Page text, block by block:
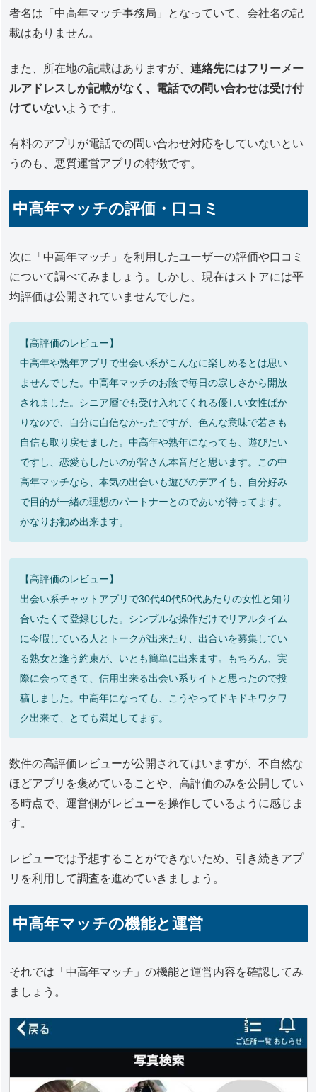
者名は「中高年マッチ事務局」となっていて、会社名の記
載はありません。
また、所在地の記載はありますが、連絡先にはフリーメー
ルアドレスしか記載がなく、電話での問い合わせは受け付
けていないようです。
有料のアプリが電話での問い合わせ対応をしていないとい
うのも、悪質運営アプリの特徴です。
中高年マッチの評価・口コミ
次に「中高年マッチ」を利用したユーザーの評価や口コミ
について調べてみましょう。しかし、現在はストアには平
均評価は公開されていませんでした。
【高評価のレビュー】
中高年や熟年アプリで出会い系がこんなに楽しめるとは思い
ませんでした。中高年マッチのお陰で毎日の寂しさから開放
されました。シニア層でも受け入れてくれる優しい女性ばか
りなので、自分に自信なかったですが、色んな意味で若さも
自信も取り戻せました。中高年や熟年になっても、遊びたい
ですし、恋愛もしたいのが皆さん本音だと思います。この中
高年マッチなら、本気の出合いも遊びのデアイも、自分好み
で目的が一緒の理想のパートナーとのであいが待ってます。
かなりお勧め出来ます。
【高評価のレビュー】
出会い系チャットアプリで30代40代50代あたりの女性と知り
合いたくて登録じした。シンプルな操作だけでリアルタイム
に今暇している人とトークが出来たり、出合いを募集してい
る熟女と逢う約束が、いとも簡単に出来ます。もちろん、実
際に会ってきて、信用出来る出会い系サイトと思ったので投
稿しました。中高年になっても、こうやってドキドキワクワ
ク出来て、とても満足してます。
数件の高評価レビューが公開されてはいますが、不自然な
ほどアプリを褒めていることや、高評価のみを公開してい
る時点で、運営側がレビューを操作しているように感じま
す。
レビューでは予想することができないため、引き続きアプ
リを利用して調査を進めていきましょう。
中高年マッチの機能と運営
それでは「中高年マッチ」の機能と運営内容を確認してみ
ましょう。